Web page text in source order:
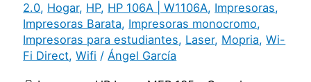
2.0, Hogar, HP, HP 106A | W1106A, Impresoras,
Impresoras Barata, Impresoras monocromo,
Impresoras para estudiantes, Laser, Mopria,Wi-
Fi Direct,Wifi /Ángel García